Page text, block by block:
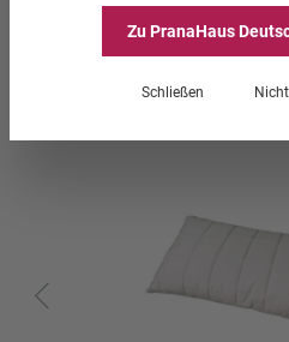
Zirben-Zu PranaHaus
Schließen